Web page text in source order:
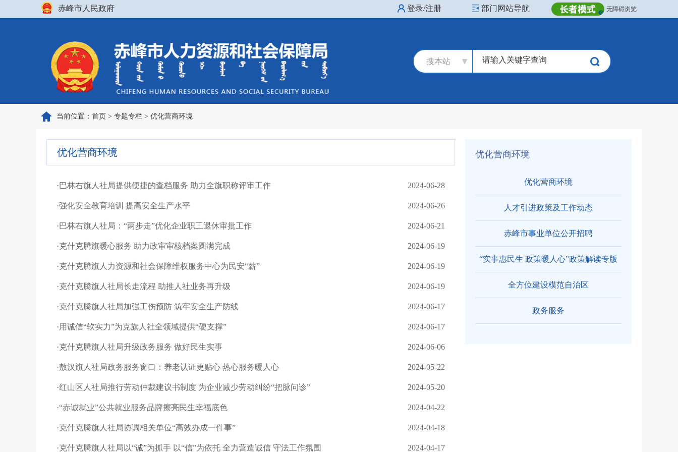
赤峰市人民政府 登录/注册 部门网站导航 无障碍浏览
搜本站
当前位置： 首页 > 专题专栏 > 优化营商环境
优化营商环境
2024-06-28
·巴林右旗人社局提供便捷的查档服务 助力全旗职称评审工作
2024-06-26
·强化安全教育培训 提高安全生产水平
2024-06-21
·巴林右旗人社局：“两步走”优化企业职工退休审批工作
2024-06-19
·克什克腾旗暖心服务 助力政审审核档案圆满完成
2024-06-19
·克什克腾旗人力资源和社会保障维权服务中心为民安“薪”
2024-06-19
·克什克腾旗人社局长走流程 助推人社业务再升级
2024-06-17
·克什克腾旗人社局加强工伤预防 筑牢安全生产防线
2024-06-17
·用诚信“软实力”为克旗人社全领域提供“硬支撑”
2024-06-06
·克什克腾旗人社局升级政务服务 做好民生实事
2024-05-22
·敖汉旗人社局政务服务窗口：养老认证更贴心 热心服务暖人心
2024-05-20
·红山区人社局推行劳动仲裁建议书制度 为企业减少劳动纠纷“把脉问诊”
2024-04-22
·“赤诚就业”公共就业服务品牌擦亮民生幸福底色
2024-04-18
·克什克腾旗人社局协调相关单位“高效办成一件事”
2024-04-17
·克什克腾旗人社局以“诚”为抓手 以“信”为依托 全力营造诚信 守法工作氛围
优化营商环境
优化营商环境
人才引进政策及工作动态
赤峰市事业单位公开招聘
“实事惠民生 政策暖人心”政策解读专版
全方位建设模范自治区
政务服务